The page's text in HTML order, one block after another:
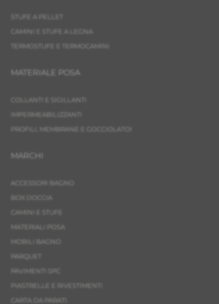
STUFE A PELLET
CAMINI E STUFE A LEGNA
TERMOSTUFE E TERMOCAMINI
MATERIALE POSA
COLLANTI E SIGILLANTI
IMPERMEABILIZZANTI
PROFILI, MEMBRANE E GOCCIOLATOI
MARCHI
ACCESSORI BAGNO
BOX DOCCIA
CAMINI E STUFE
MATERIALI POSA
MOBILI BAGNO
PARQUET
PAVIMENTI SPC
PIASTRELLE E RIVESTIMENTI
CARTA DA PARATI